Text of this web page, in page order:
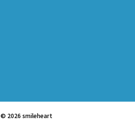
© 2026 smileheart